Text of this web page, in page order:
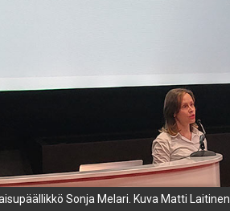
Sonja Melari. Kuva Matti Laitinen